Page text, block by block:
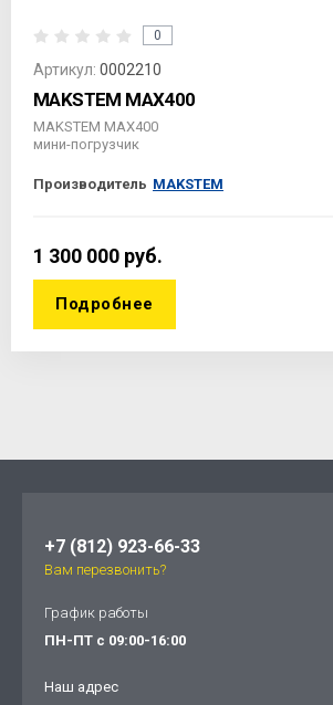
0
Артикул: 0002210
MAKSTEM MAX400
MAKSTEM MAX400
мини-погрузчик
Производитель MAKSTEM
1 300 000 руб.
Подробнее
+7 (812) 923-66-33
Вам перезвонить?
График работы
ПН-ПТ с 09:00-16:00
Наш адрес